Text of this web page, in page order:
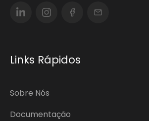
Links Rápidos
Sobre Nós
Documentação